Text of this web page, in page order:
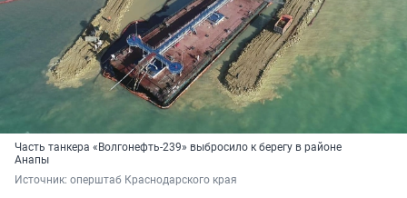
Часть танкера «Волгонефть-239» выбросило к берегу в районе
Анапы
Источник: оперштаб Краснодарского края